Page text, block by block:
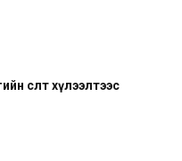
өсөлт хүлээлтээс